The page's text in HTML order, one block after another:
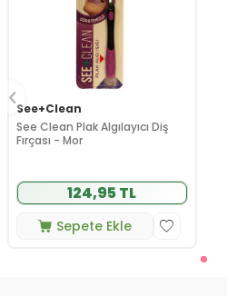
See+Clean
See Clean Plak Algılayıcı Diş
Fırçası - Mor
124,95 TL
Sepete Ekle